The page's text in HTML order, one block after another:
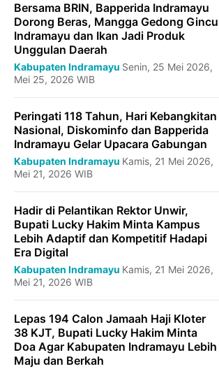
Bersama BRIN, Bapperida Indramayu
Dorong Beras, Mangga Gedong Gincu
Indramayu dan Ikan Jadi Produk
Unggulan Daerah
Kabupaten Indramayu Senin, 25 Mei 2026,
Mei 25, 2026 WIB
Peringati 118 Tahun, Hari Kebangkitan
Nasional, Diskominfo dan Bapperida
Indramayu Gelar Upacara Gabungan
Kabupaten Indramayu Kamis, 21 Mei 2026,
Mei 21, 2026 WIB
Hadir di Pelantikan Rektor Unwir,
Bupati Lucky Hakim Minta Kampus
Lebih Adaptif dan Kompetitif Hadapi
Era Digital
Kabupaten Indramayu Kamis, 21 Mei 2026,
Mei 21, 2026 WIB
‎Lepas 194 Calon Jamaah Haji Kloter
38 KJT, Bupati Lucky Hakim Minta
Doa Agar Kabupaten Indramayu Lebih
Maju dan Berkah